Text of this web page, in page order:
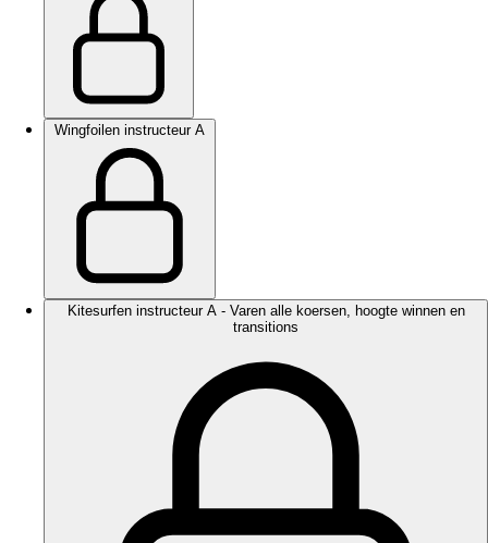
Wingfoilen instructeur A
Kitesurfen instructeur A - Varen alle koersen, hoogte winnen en
transitions